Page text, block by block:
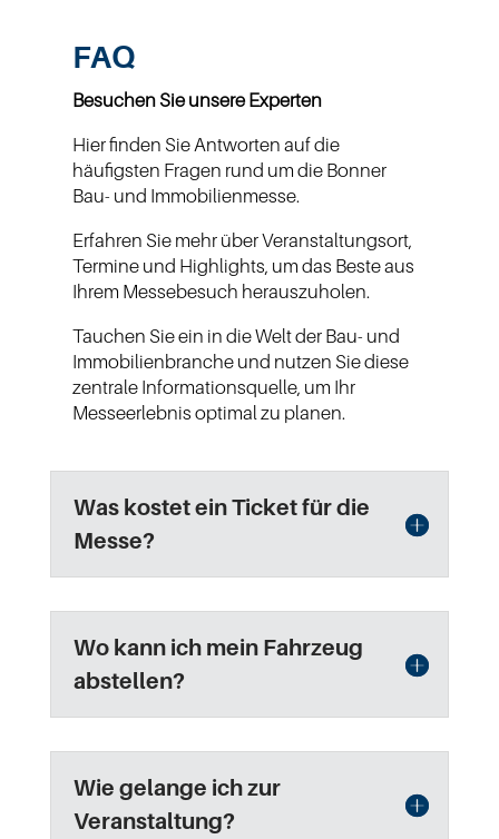
FAQ
Besuchen Sie unsere Experten
Hier finden Sie Antworten auf die
häufigsten Fragen rund um die Bonner
Bau- und Immobilienmesse.
Erfahren Sie mehr über Veranstaltungsort,
Termine und Highlights, um das Beste aus
Ihrem Messebesuch herauszuholen.
Tauchen Sie ein in die Welt der Bau- und
Immobilienbranche und nutzen Sie diese
zentrale Informationsquelle, um Ihr
Messeerlebnis optimal zu planen.
Was kostet ein Ticket für die
Messe?
Wo kann ich mein Fahrzeug
abstellen?
Wie gelange ich zur
Veranstaltung?